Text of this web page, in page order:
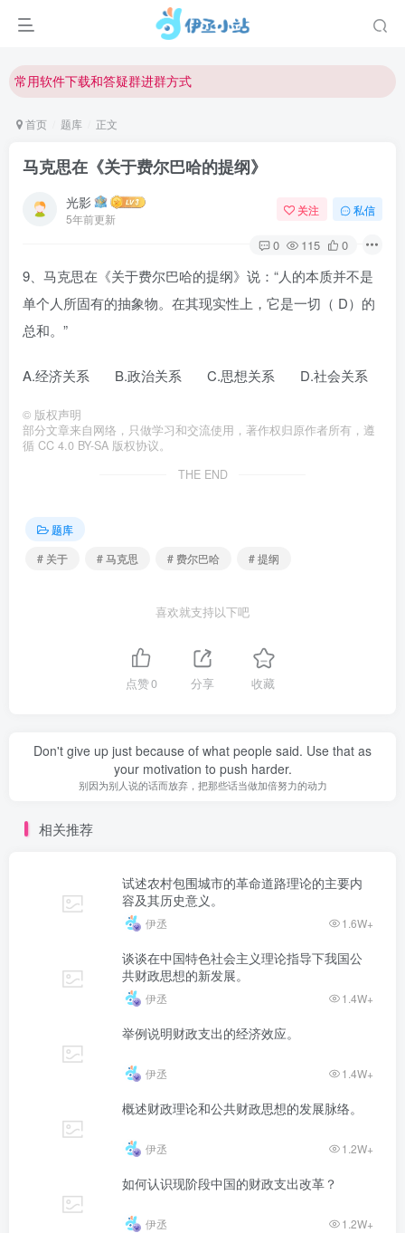
欢迎反馈网站中存在的问题和建议！
常用软件下载和答疑群进群方式
欢迎访问伊丞小站！
首页 题库 正文
马克思在《关于费尔巴哈的提纲》
光影
5年前更新
关注 私信
0 115 0
9、马克思在《关于费尔巴哈的提纲》说：“人的本质并不是
单个人所固有的抽象物。在其现实性上，它是一切（ D）的
总和。”
A.经济关系 B.政治关系 C.思想关系 D.社会关系
© 版权声明
部分文章来自网络，只做学习和交流使用，著作权归原作者所有，遵
循 CC 4.0 BY-SA 版权协议。
THE END
题库
# 关于
# 马克思 # 费尔巴哈 # 提纲
喜欢就支持以下吧
点赞0 分享 收藏
Don't give up just because of what people said. Use that as
your motivation to push harder.
别因为别人说的话而放弃，把那些话当做加倍努力的动力
相关推荐
试述农村包围城市的革命道路理论的主要内
容及其历史意义。
伊丞 1.6W+
谈谈在中国特色社会主义理论指导下我国公
共财政思想的新发展。
伊丞 1.4W+
举例说明财政支出的经济效应。
伊丞 1.4W+
概述财政理论和公共财政思想的发展脉络。
伊丞 1.2W+
如何认识现阶段中国的财政支出改革？
伊丞 1.2W+